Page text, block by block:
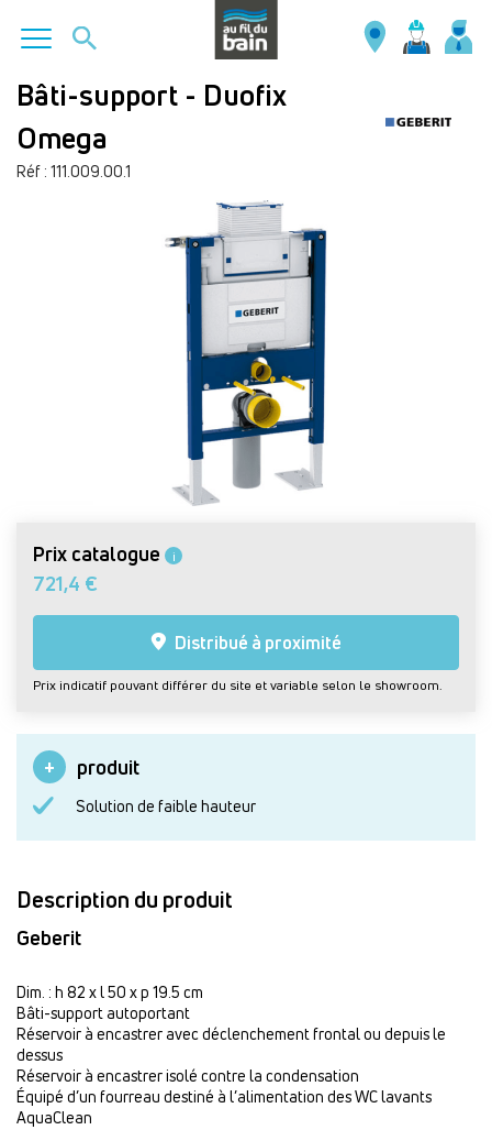
Aller
contenu
principal
Bâti-support - Duofix
Omega
Réf : 111.009.00.1
Prix catalogue i
721,4 €
Distribué à proximité
Prix indicatif pouvant différer du site et variable selon le showroom.
produit
Solution de faible hauteur
Description du produit
Geberit
Dim. : h 82 x l 50 x p 19.5 cm
Bâti-support autoportant
Réservoir à encastrer avec déclenchement frontal ou depuis le
dessus
Réservoir à encastrer isolé contre la condensation
Équipé d’un fourreau destiné à l’alimentation des WC lavants
AquaClean